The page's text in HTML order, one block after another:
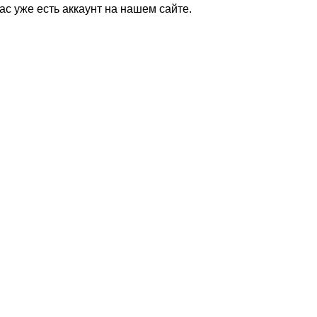
уже есть аккаунт на нашем сайте.